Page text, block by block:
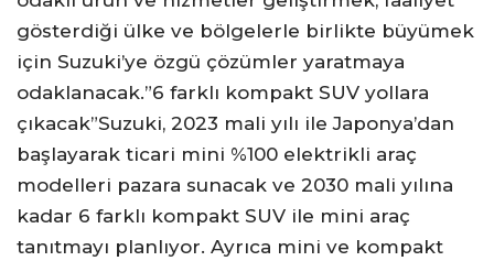
gösterdiği ülke ve bölgelerle birlikte büyümek
için Suzuki’ye özgü çözümler yaratmaya
odaklanacak.”6 farklı kompakt SUV yollara
çıkacak”Suzuki, 2023 mali yılı ile Japonya’dan
başlayarak ticari mini %100 elektrikli araç
modelleri pazara sunacak ve 2030 mali yılına
kadar 6 farklı kompakt SUV ile mini araç
tanıtmayı planlıyor. Ayrıca mini ve kompakt